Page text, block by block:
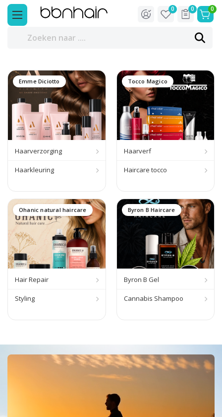
0
0
0
Emme Diciotto
Haarverzorging
Haarkleuring
Tocco Magico
Haarverf
Haircare tocco
Ohanic natural haircare
Hair Repair
Styling
Byron B Haircare
Byron B Gel
Cannabis Shampoo